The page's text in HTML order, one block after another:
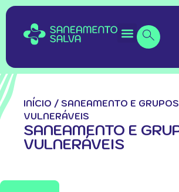
INÍCIO / SANEAMENTO E GRUPOS
VULNERÁVEIS
SANEAMENTO E
VULNERÁVEIS